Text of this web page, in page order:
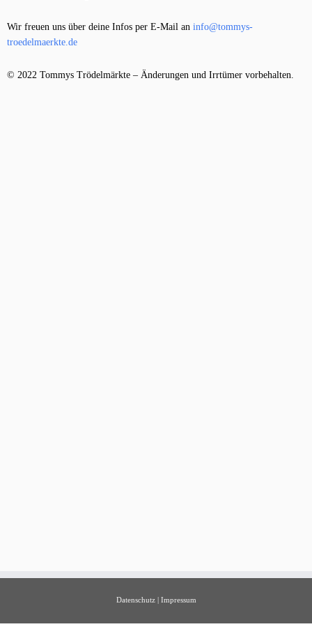
Wir freuen uns über deine Infos per E-Mail an info@tommys-
troedelmaerkte.de
© 2022 Tommys Trödelmärkte – Änderungen und Irrtümer vorbehalten.
Datenschutz| Impressum